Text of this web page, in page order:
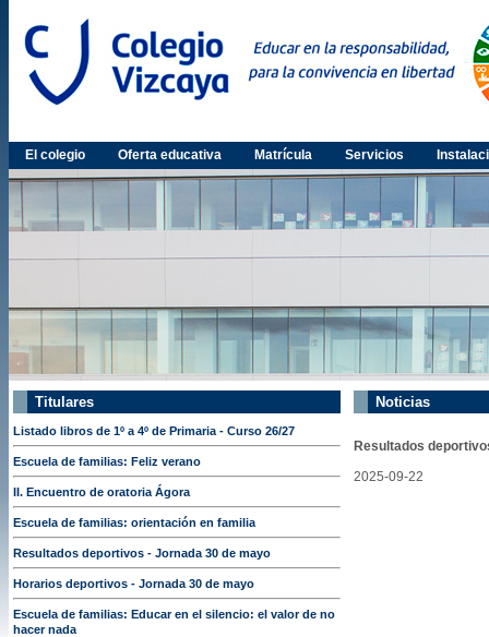
El colegio Oferta educativa Matrícula Servicios
Titulares
Listado libros de 1º a 4º de Primaria - Curso 26/27
Escuela de familias: Feliz verano
II. Encuentro de oratoria Ágora
Escuela de familias: orientación en familia
Resultados deportivos - Jornada 30 de mayo
Horarios deportivos - Jornada 30 de mayo
Escuela de familias: Educar en el silencio: el valor de no
hacer nada
Noticias
Resultados
2025-09-22